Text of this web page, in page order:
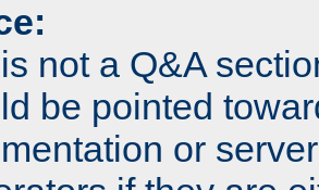
not a Q&A
be pointed
or